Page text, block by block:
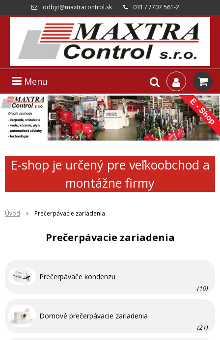
odbyt@maxtracontrol.sk 031 / 7707 561-2
Menu
E-shop je určený pre veľkoobchod a
montážne firmy
Úvod Prečerpávacie zariadenia
Prečerpávacie zariadenia
Prečerpávače kondenzu
(10)
Domové prečerpávacie zariadenia
(21)